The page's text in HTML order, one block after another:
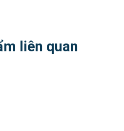
liên quan